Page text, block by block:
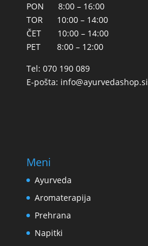
PON 8:00 – 16:00
TOR 10:00 – 14:00
ČET 10:00 – 14:00
PET 8:00 – 12:00
Tel: 070 190 089
E-pošta: info@ayurvedashop.si
Meni
Ayurveda
Aromaterapija
Prehrana
Napitki